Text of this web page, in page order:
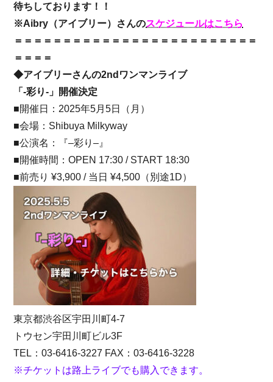
待ちしております！！
※Aibry（アイブリー）さんのスケジュールはこちら
＝＝＝＝＝＝＝＝＝＝＝＝＝＝＝＝＝＝＝＝＝＝＝＝＝
＝＝＝＝
◆アイブリーさんの2ndワンマンライブ
「-彩り-」開催決定
■開催日：2025年5月5日（月）
■会場：Shibuya Milkyway
■公演名：『–彩り– 』
■開催時間：OPEN 17:30 / START 18:30
■前売り ¥3,900 / 当日 ¥4,500（別途1D）
東京都渋谷区宇田川町4-7
トウセン宇田川町ビル3F
TEL：03-6416-3227 FAX：03-6416-3228
※チケットは路上ライブでも購入できます。